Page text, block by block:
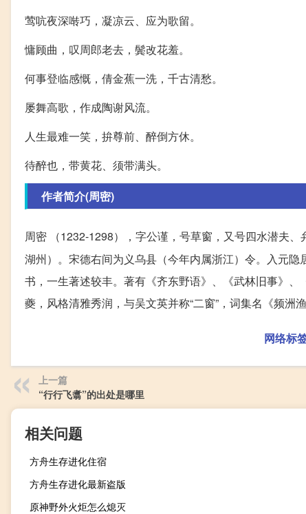
莺吭夜深啭巧，凝凉云、应为歌留。
慵顾曲，叹周郎老去，鬓改花羞。
何事登临感慨，倩金蕉一洗，千古清愁。
屡舞高歌，作成陶谢风流。
人生最难一笑，拚尊前、醉倒方休。
待醉也，带黄花、须带满头。
作者简介(周密)
周密 （1232-1298），字公谨，号草窗，又号四水潜夫
湖州）。宋德右间为义乌县（今年内属浙江）令。入元
书，一生著述较丰。著有《齐东野语》、《武林旧事》
夔，风格清雅秀润，与吴文英并称“二窗”，词集名《频洲
网络标
上一篇
“行行飞翥”的出处是哪里
相关问题
方舟生存进化住宿
方舟生存进化最新盗版
原神野外火炬怎么熄灭